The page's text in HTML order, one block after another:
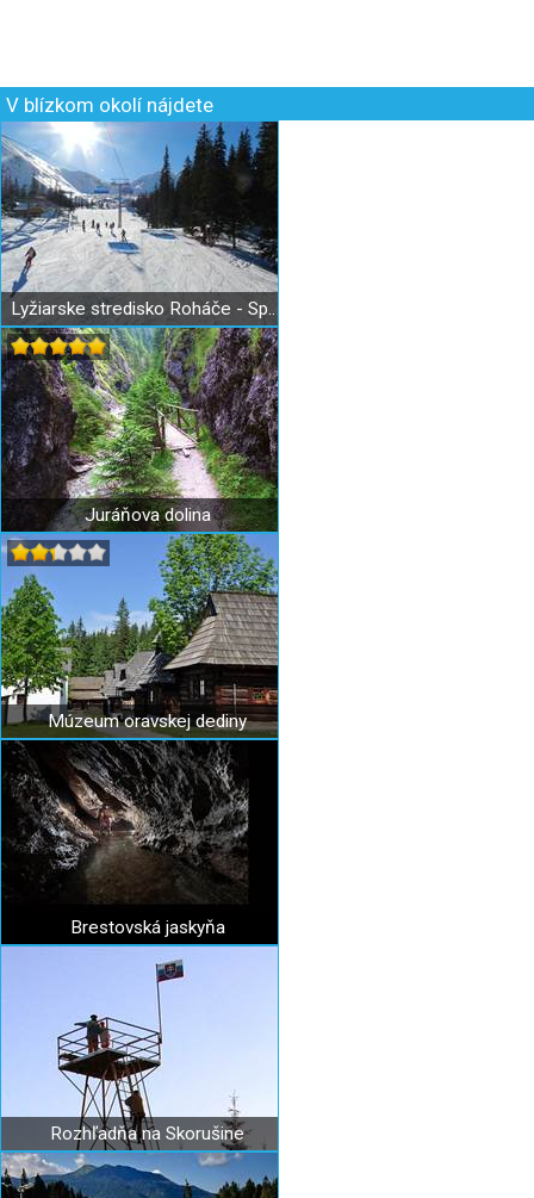
V blízkom okolí nájdete
Lyžiarske stredisko Roháče - Spálená
Juráňova dolina
Múzeum oravskej dediny
Brestovská jaskyňa
Rozhľadňa na Skorušine